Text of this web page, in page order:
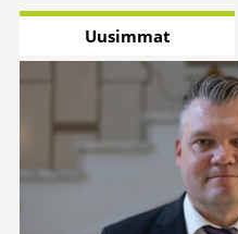
Uusimmat